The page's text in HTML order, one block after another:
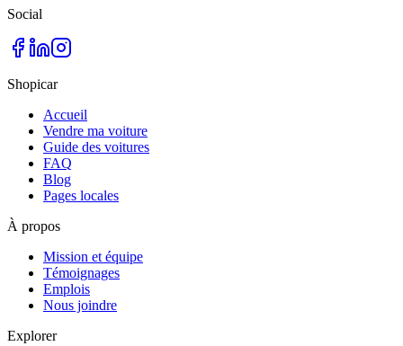
Social
Shopicar
Accueil
Vendre ma voiture
Guide des voitures
FAQ
Blog
Pages locales
À propos
Mission et équipe
Témoignages
Emplois
Nous joindre
Explorer